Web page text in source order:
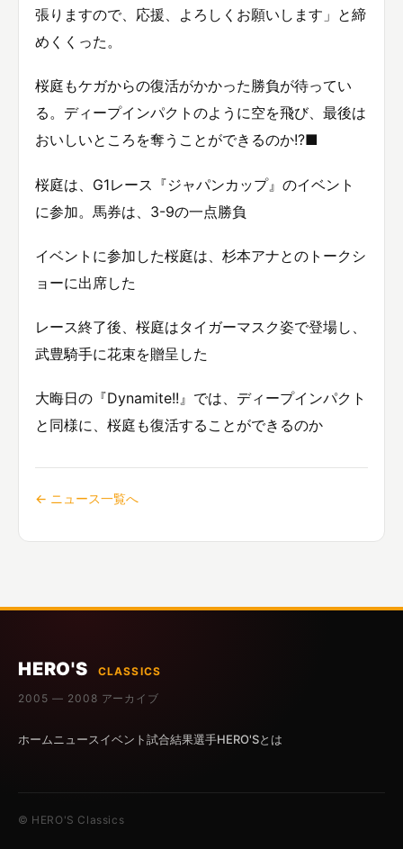
張りますので、応援、よろしくお願いします」と締
めくくった。
桜庭もケガからの復活がかかった勝負が待ってい
る。ディープインパクトのように空を飛び、最後は
おいしいところを奪うことができるのか!?■
桜庭は、G1レース『ジャパンカップ』のイベント
に参加。馬券は、3-9の一点勝負
イベントに参加した桜庭は、杉本アナとのトークシ
ョーに出席した
レース終了後、桜庭はタイガーマスク姿で登場し、
武豊騎手に花束を贈呈した
大晦日の『Dynamite!!』では、ディープインパクト
と同様に、桜庭も復活することができるのか
← ニュース一覧へ
HERO'S
CLASSICS
2005 — 2008 アーカイブ
ホームニュースイベント試合結果選手HERO'Sとは
© HERO'S Classics